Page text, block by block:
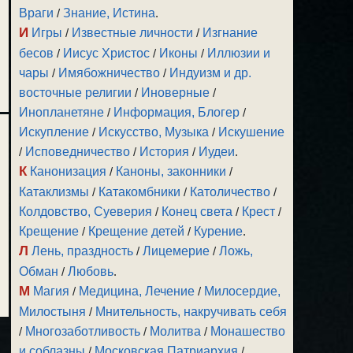
Враги /Знание, Истина.
И Игры / Известные личности / Изгнание
бесов / Иисус Христос / Иконы / Иллюзии и
чары / Имябожничество / Индуизм и др.
восточные религии / Иноверные /
Инопланетяне / Информация, Блогер /
Искупление / Искусство, Музыка / Искушение
/ Исповедничество / История / Иудеи.
К Канонизация / Каноны, законники /
Катаклизмы / Катакомбники / Католичество /
Колдовство, Суеверия / Конец света / Крест /
Крещение / Крещение детей / Курение.
Л Лень, праздность /Лицемерие /Ложь,
Обман /Любовь.
М Магия / Медицина, Лечение / Милосердие,
Милостыня / Мнительность, накручивать себя
/ Многозаботливость / Молитва / Монашество